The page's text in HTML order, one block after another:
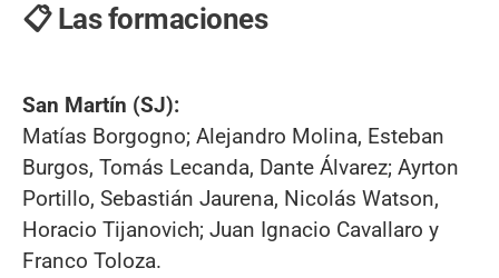
📋 Las formaciones
San Martín (SJ):
Matías Borgogno; Alejandro Molina, Esteban
Burgos, Tomás Lecanda, Dante Álvarez; Ayrton
Portillo, Sebastián Jaurena, Nicolás Watson,
Horacio Tijanovich; Juan Ignacio Cavallaro y
Franco Toloza.